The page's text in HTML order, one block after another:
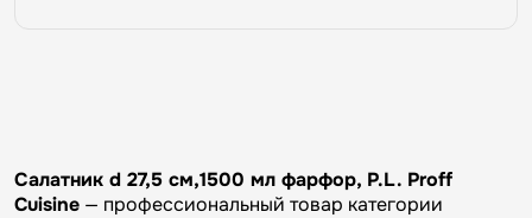
Салатник d 27,5 см,1500 мл фарфор, P.L. Proff
Cuisine — профессиональный товар категории